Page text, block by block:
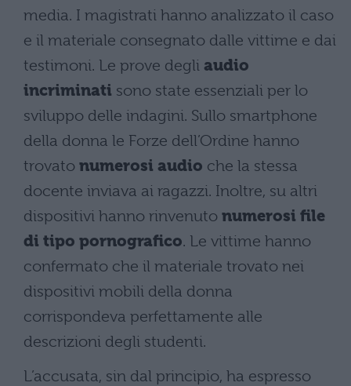
media. I magistrati hanno analizzato il caso
e il materiale consegnato dalle vittime e dai
testimoni. Le prove degli audio
incriminati sono state essenziali per lo
sviluppo delle indagini. Sullo smartphone
della donna le Forze dell’Ordine hanno
trovato numerosi audio che la stessa
docente inviava ai ragazzi. Inoltre, su altri
dispositivi hanno rinvenuto numerosi file
di tipo pornografico. Le vittime hanno
confermato che il materiale trovato nei
dispositivi mobili della donna
corrispondeva perfettamente alle
descrizioni degli studenti.
L’accusata, sin dal principio, ha espresso